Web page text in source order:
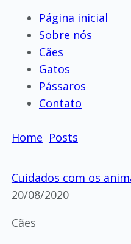
Página inicial
Sobre nós
Cães
Gatos
Pássaros
Contato
Home
Cuidados com os
20/08/2020
Cães